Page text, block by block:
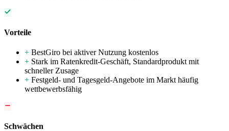
Vorteile
+ BestGiro bei aktiver Nutzung kostenlos
+ Stark im Ratenkredit-Geschäft, Standardprodukt mit
schneller Zusage
+ Festgeld- und Tagesgeld-Angebote im Markt häufig
wettbewerbsfähig
Schwächen